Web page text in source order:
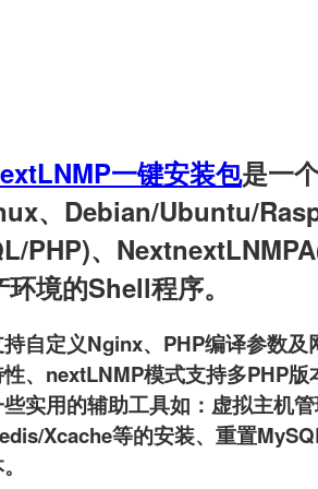
一键安装包是一
、Debian/Ubuntu/
PHP)、
环境的Shell程序。
自定义Nginx、PHP编译参数及
、nextLNMP模式支持多PHP
实用的辅助工具如：虚拟主机
Xcache等的安装、重置